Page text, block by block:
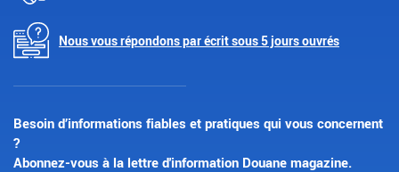
Nous vous répondons par écrit sous 5 jours ouvrés
Besoin d’informations fiables et pratiques qui vous concernent
?
Abonnez-vous à la lettre d'information Douane magazine.